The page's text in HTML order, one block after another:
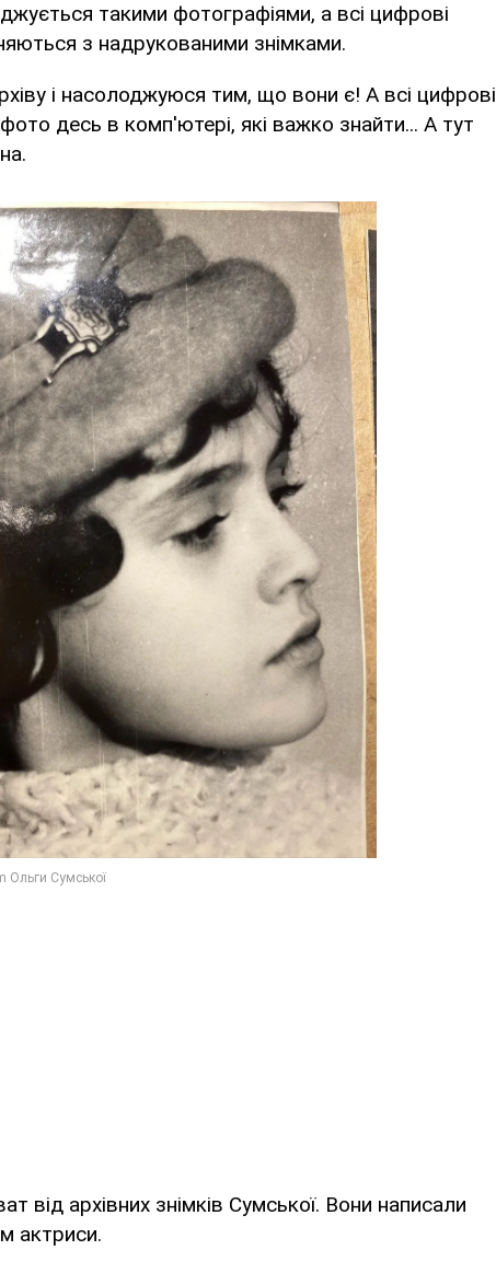
такими фотографіями, а всі цифрові
з надрукованими знімками.
і насолоджуюся тим, що вони є! А всі цифрові
десь в комп'ютері, які важко знайти... А тут
від архівних знімків Сумської. Вони написали
актриси.